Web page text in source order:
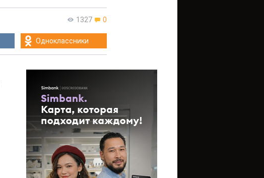
1327 0
Одноклассники